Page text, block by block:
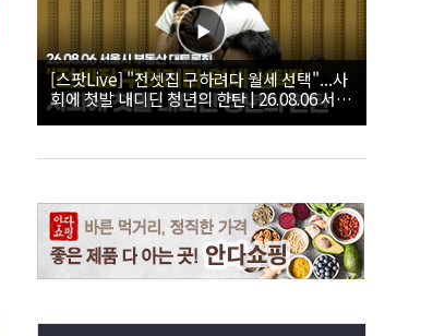
[스팟Live] "전셋집 구하려다 월세 선택"...사
회에 첫발 내디딘 청년의 한탄 | 26.08.06 서울
시 부동산 대토론회